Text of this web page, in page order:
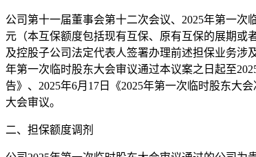
公司第十一届董事会第十二次会议、2025年第一
元（本互保额度包括现有互保、原有互保的展期或
及控股子公司法定代表人签署办理前述担保业务涉
年第一次临时股东大会审议通过本议案之日起至
告》、2025年6月17日《2025年第一次临时股东大
大会审议。
二、担保额度调剂